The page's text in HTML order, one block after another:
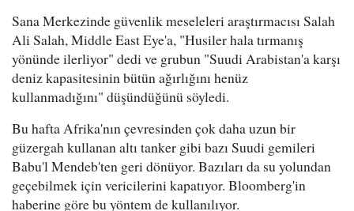
Sana Merkezinde güvenlik meseleleri araştırmacısı Salah
Ali Salah, Middle East Eye'a, "Husiler hala tırmanış
yönünde ilerliyor" dedi ve grubun "Suudi Arabistan'a karşı
deniz kapasitesinin bütün ağırlığını henüz
kullanmadığını" düşündüğünü söyledi.
Bu hafta Afrika'nın çevresinden çok daha uzun bir
güzergah kullanan altı tanker gibi bazı Suudi gemileri
Babu'l Mendeb'ten geri dönüyor. Bazıları da su yolundan
geçebilmek için vericilerini kapatıyor. Bloomberg'in
haberine göre bu yöntem de kullanılıyor.